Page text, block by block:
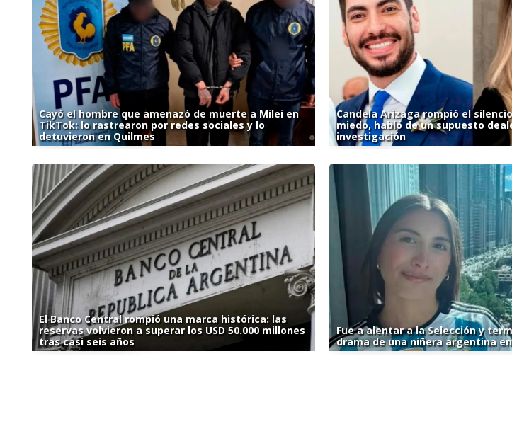
Cayó el hombre que amenazó de muerte a Milei en
TikTok: lo rastrearon por redes sociales y lo
detuvieron en Quilmes
Candela Arizaga rompió el
miedo, habló de un supuesto
investigación
El Banco Central rompió una marca histórica: las
reservas volvieron a superar los USD 50.000 millones
tras casi seis años
Fue a alentar a la Selección y
drama de una niñera argentina